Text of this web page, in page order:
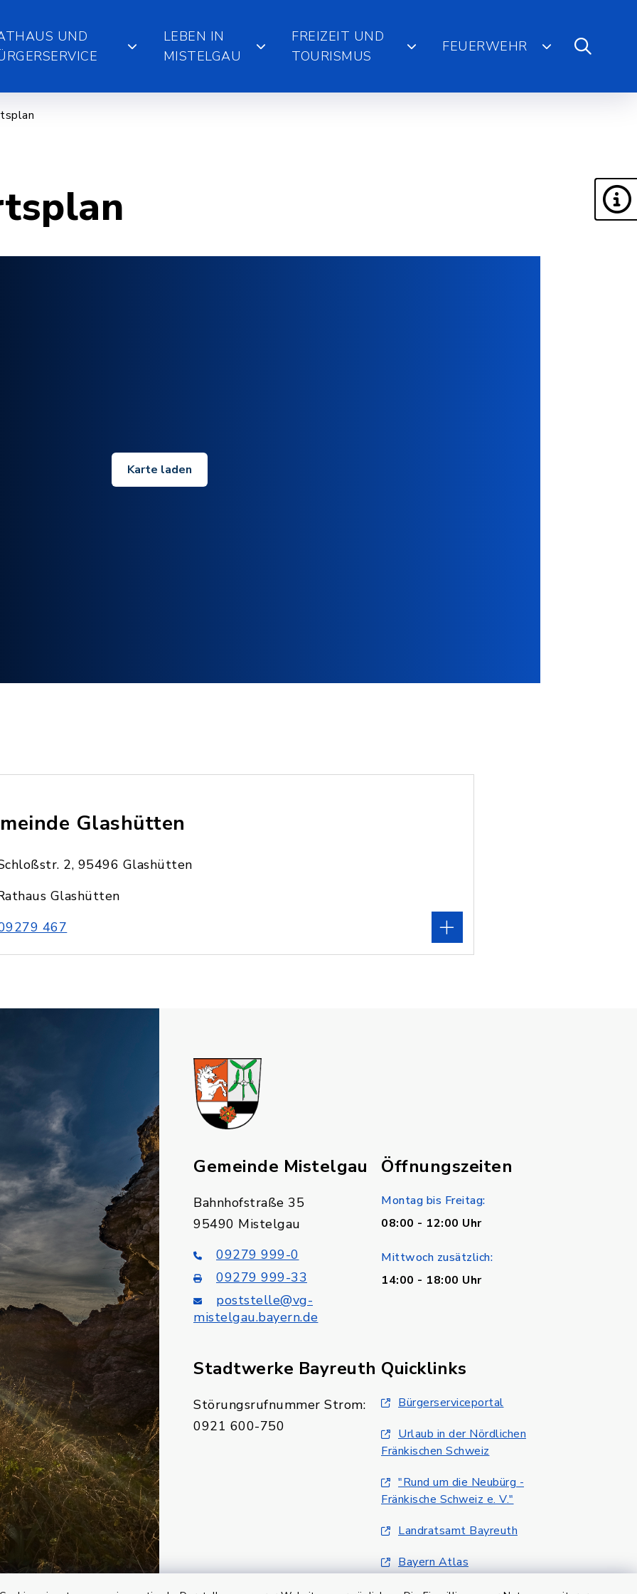
UND
LEBEN IN
MISTELGAU
FREIZEIT UND
TOURISMUS
FEUERWEHR
Karte laden
Glashütten
2, 95496 Glashütten
Glashütten
467
Gemeinde Mistelgau
Bahnhofstraße 35
95490 Mistelgau
09279 999-0
09279 999-33
poststelle@vg-
mistelgau.bayern.de
Öffnungszeiten
Montag bis Freitag:
08:00 - 12:00 Uhr
Mittwoch zusätzlich:
14:00 - 18:00 Uhr
Stadtwerke Bayreuth
Störungsrufnummer Strom:
0921 600-750
Quicklinks
Bürgerserviceportal
Urlaub in der Nördlichen
Fränkischen Schweiz
"Rund um die Neubürg -
Fränkische Schweiz e. V."
Landratsamt Bayreuth
Bayern Atlas